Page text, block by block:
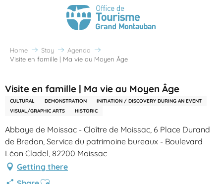
Home Stay
Agenda
Visite en famille | Ma vie au Moyen Âge
Visite en famille | Ma vie au Moyen Âge
CULTURAL DEMONSTRATION
INITIATION / DISCOVERY DURING AN EVENT
VISUAL/GRAPHIC ARTS
HISTORIC
Abbaye de Moissac - Cloître de Moissac, 6 Place Durand
de Bredon, Service du patrimoine bureaux - Boulevard
Léon Cladel, 82200 Moissac
Getting there
Ajouter aux favoris